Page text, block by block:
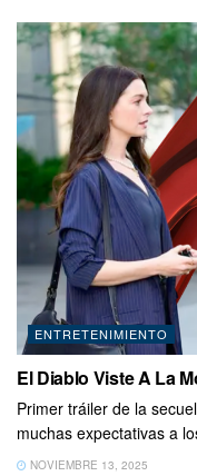
ENTRETENIMIENTO
El Diablo Viste A La
Primer tráiler de la
muchas expectativas a
NOVIEMBRE 13, 2025